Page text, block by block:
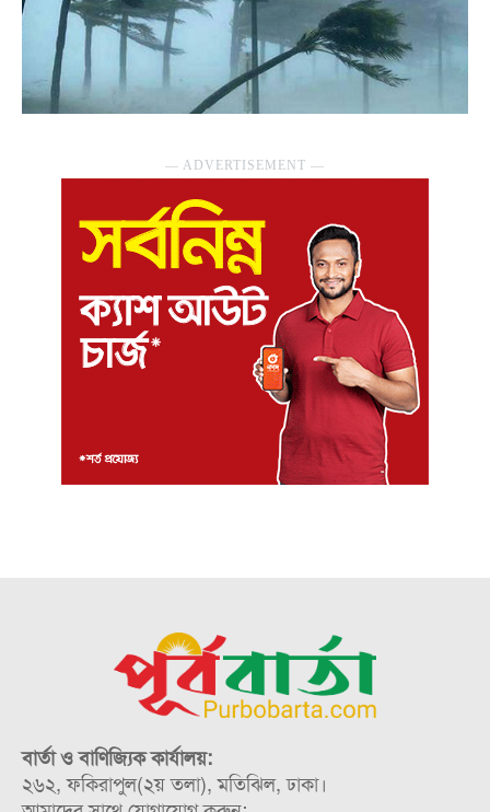
― ADVERTISEMENT ―
বার্তা ও বাণিজ্যিক কার্যালয়:
২৬২, ফকিরাপুল(২য় তলা), মতিঝিল, ঢাকা।